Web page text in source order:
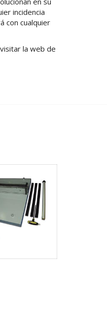
incidencia
con cualquier
la web de